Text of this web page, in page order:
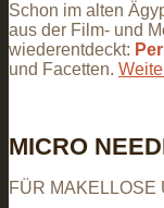
Schon im alten
aus der Film- und
wiederentdeckt:
und Facetten.
MICRO
FÜR